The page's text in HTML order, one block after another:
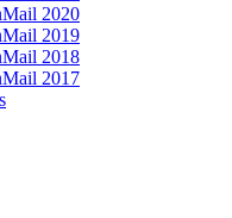
2020
2019
2018
2017